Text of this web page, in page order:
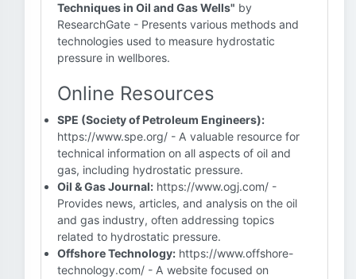
Techniques in Oil and Gas Wells" by
ResearchGate - Presents various methods and
technologies used to measure hydrostatic
pressure in wellbores.
Online Resources
SPE (Society of Petroleum Engineers):
https://www.spe.org/ - A valuable resource for
technical information on all aspects of oil and
gas, including hydrostatic pressure.
Oil & Gas Journal: https://www.ogj.com/ -
Provides news, articles, and analysis on the oil
and gas industry, often addressing topics
related to hydrostatic pressure.
Offshore Technology: https://www.offshore-
technology.com/ - A website focused on